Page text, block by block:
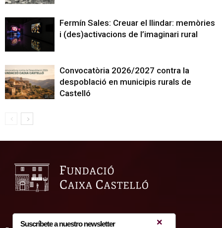
Fermín Sales: Creuar el llindar: memòries
i (des)activacions de l’imaginari rural
Convocatòria 2026/2027 contra la
despoblació en municipis rurals de
Castelló
Suscríbete a nuestro newsletter